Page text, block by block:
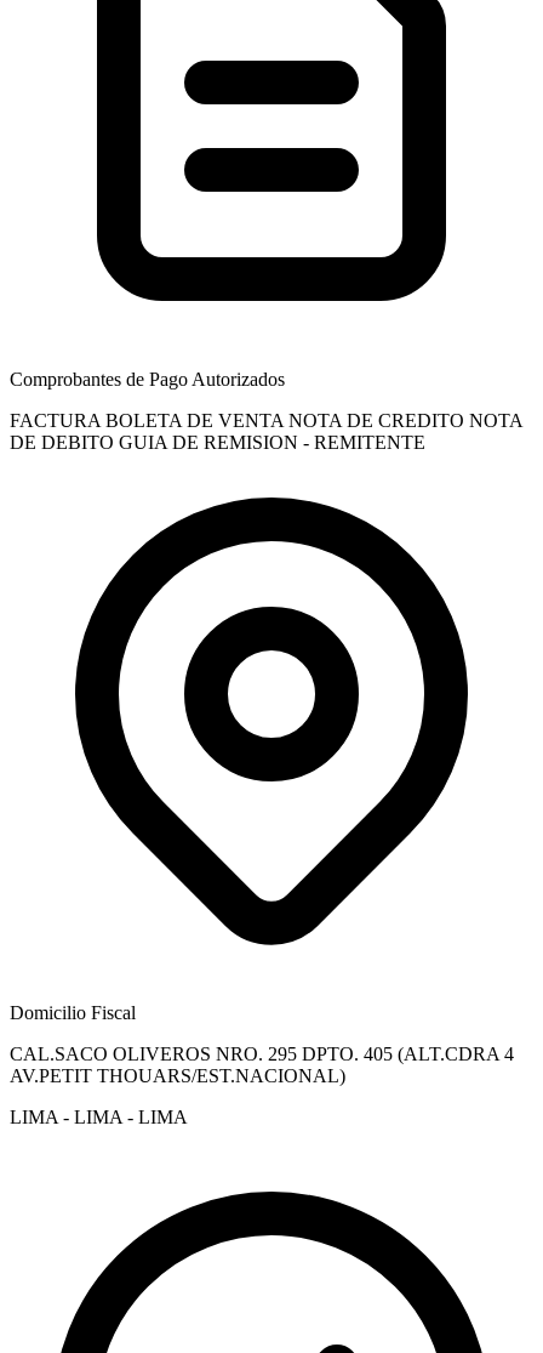
Comprobantes de Pago Autorizados
FACTURA BOLETA DE VENTA NOTA DE CREDITO NOTA
DE DEBITO GUIA DE REMISION - REMITENTE
Domicilio Fiscal
CAL.SACO OLIVEROS NRO. 295 DPTO. 405 (ALT.CDRA 4
AV.PETIT THOUARS/EST.NACIONAL)
LIMA - LIMA - LIMA